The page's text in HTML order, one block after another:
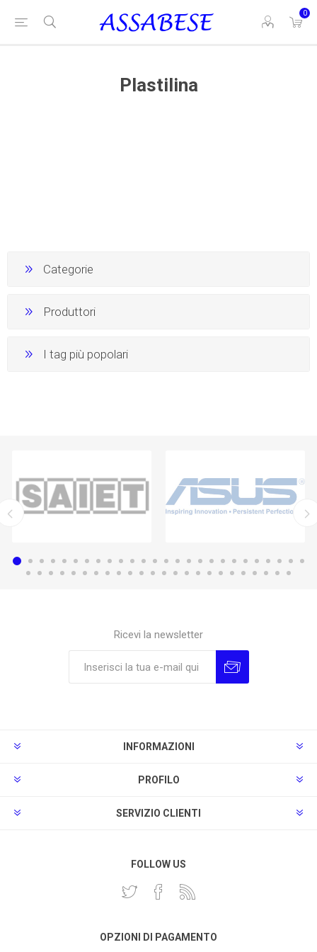
0
Plastilina
Categorie
Produttori
I tag più popolari
Ricevi la newsletter
INFORMAZIONI
PROFILO
SERVIZIO CLIENTI
FOLLOW US
OPZIONI DI PAGAMENTO